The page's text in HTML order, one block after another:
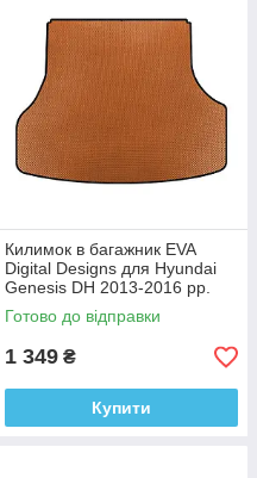
Килимок в багажник EVA
Digital Designs для Hyundai
Genesis DH 2013-2016 рр.
Етилвінілацетат
Готово до відправки
1 349 ₴
Купити